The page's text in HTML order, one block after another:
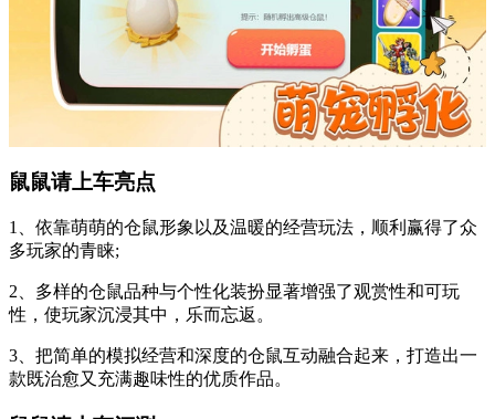
鼠鼠请上车亮点
1、依靠萌萌的仓鼠形象以及温暖的经营玩法，顺利赢得了众
多玩家的青睐;
2、多样的仓鼠品种与个性化装扮显著增强了观赏性和可玩
性，使玩家沉浸其中，乐而忘返。
3、把简单的模拟经营和深度的仓鼠互动融合起来，打造出一
款既治愈又充满趣味性的优质作品。